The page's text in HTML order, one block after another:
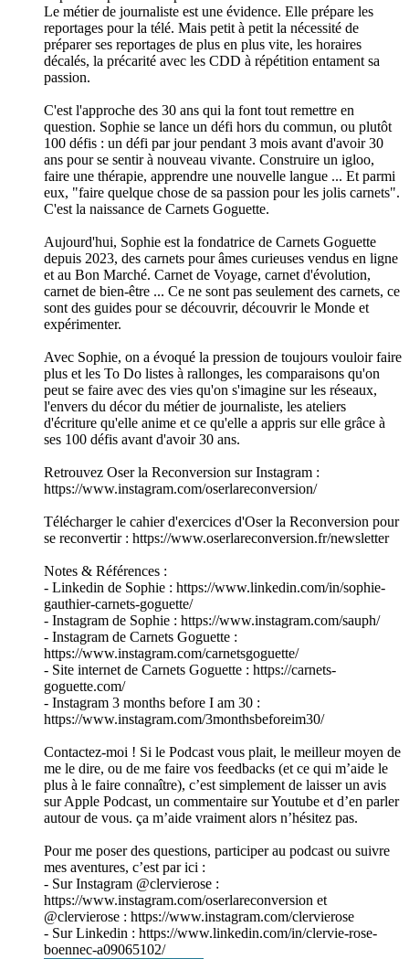
Le métier de journaliste est une évidence. Elle prépare les
reportages pour la télé. Mais petit à petit la nécessité de
préparer ses reportages de plus en plus vite, les horaires
décalés, la précarité avec les CDD à répétition entament sa
passion.
C'est l'approche des 30 ans qui la font tout remettre en
question. Sophie se lance un défi hors du commun, ou plutôt
100 défis : un défi par jour pendant 3 mois avant d'avoir 30
ans pour se sentir à nouveau vivante. Construire un igloo,
faire une thérapie, apprendre une nouvelle langue ... Et parmi
eux, "faire quelque chose de sa passion pour les jolis carnets".
C'est la naissance de Carnets Goguette.
Aujourd'hui, Sophie est la fondatrice de Carnets Goguette
depuis 2023, des carnets pour âmes curieuses vendus en ligne
et au Bon Marché. Carnet de Voyage, carnet d'évolution,
carnet de bien-être ... Ce ne sont pas seulement des carnets, ce
sont des guides pour se découvrir, découvrir le Monde et
expérimenter.
Avec Sophie, on a évoqué la pression de toujours vouloir faire
plus et les To Do listes à rallonges, les comparaisons qu'on
peut se faire avec des vies qu'on s'imagine sur les réseaux,
l'envers du décor du métier de journaliste, les ateliers
d'écriture qu'elle anime et ce qu'elle a appris sur elle grâce à
ses 100 défis avant d'avoir 30 ans.
Retrouvez Oser la Reconversion sur Instagram :
https://www.instagram.com/oserlareconversion/
Télécharger le cahier d'exercices d'Oser la Reconversion pour
se reconvertir : https://www.oserlareconversion.fr/newsletter
Notes & Références :
- Linkedin de Sophie : https://www.linkedin.com/in/sophie-
gauthier-carnets-goguette/
- Instagram de Sophie : https://www.instagram.com/sauph/
- Instagram de Carnets Goguette :
https://www.instagram.com/carnetsgoguette/
- Site internet de Carnets Goguette : https://carnets-
goguette.com/
- Instagram 3 months before I am 30 :
https://www.instagram.com/3monthsbeforeim30/
Contactez-moi ! Si le Podcast vous plait, le meilleur moyen de
me le dire, ou de me faire vos feedbacks (et ce qui m’aide le
plus à le faire connaître), c’est simplement de laisser un avis
sur Apple Podcast, un commentaire sur Youtube et d’en parler
autour de vous. ça m’aide vraiment alors n’hésitez pas.
Pour me poser des questions, participer au podcast ou suivre
mes aventures, c’est par ici :
- Sur Instagram @clervierose :
https://www.instagram.com/oserlareconversion et
@clervierose : https://www.instagram.com/clervierose
- Sur Linkedin : https://www.linkedin.com/in/clervie-rose-
boennec-a09065102/